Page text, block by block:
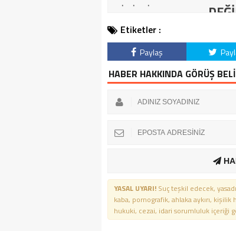
Etiketler :
Paylaş
HABER HAKKINDA GÖRÜŞ
YASAL UYARI! Suç teşkil edecek,
kaba, pornografik, ahlaka aykırı,
hukuki, cezai, idari sorumluluk içeriği